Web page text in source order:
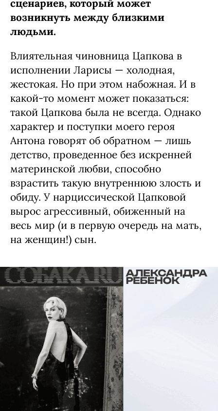
сценариев, который может
возникнуть между близкими
людьми.
Влиятельная чиновница Цапкова в
исполнении Ларисы — холодная,
жестокая. Но при этом набожная. И в
какой-то момент может показаться:
такой Цапкова была не всегда. Однако
характер и поступки моего героя
Антона говорят об обратном — лишь
детство, проведенное без искренней
материнской любви, способно
взрастить такую внутреннюю злость и
обиду. У нарциссической Цапковой
вырос агрессивный, обиженный на
весь мир (и в первую очередь на мать,
на женщин!) сын.